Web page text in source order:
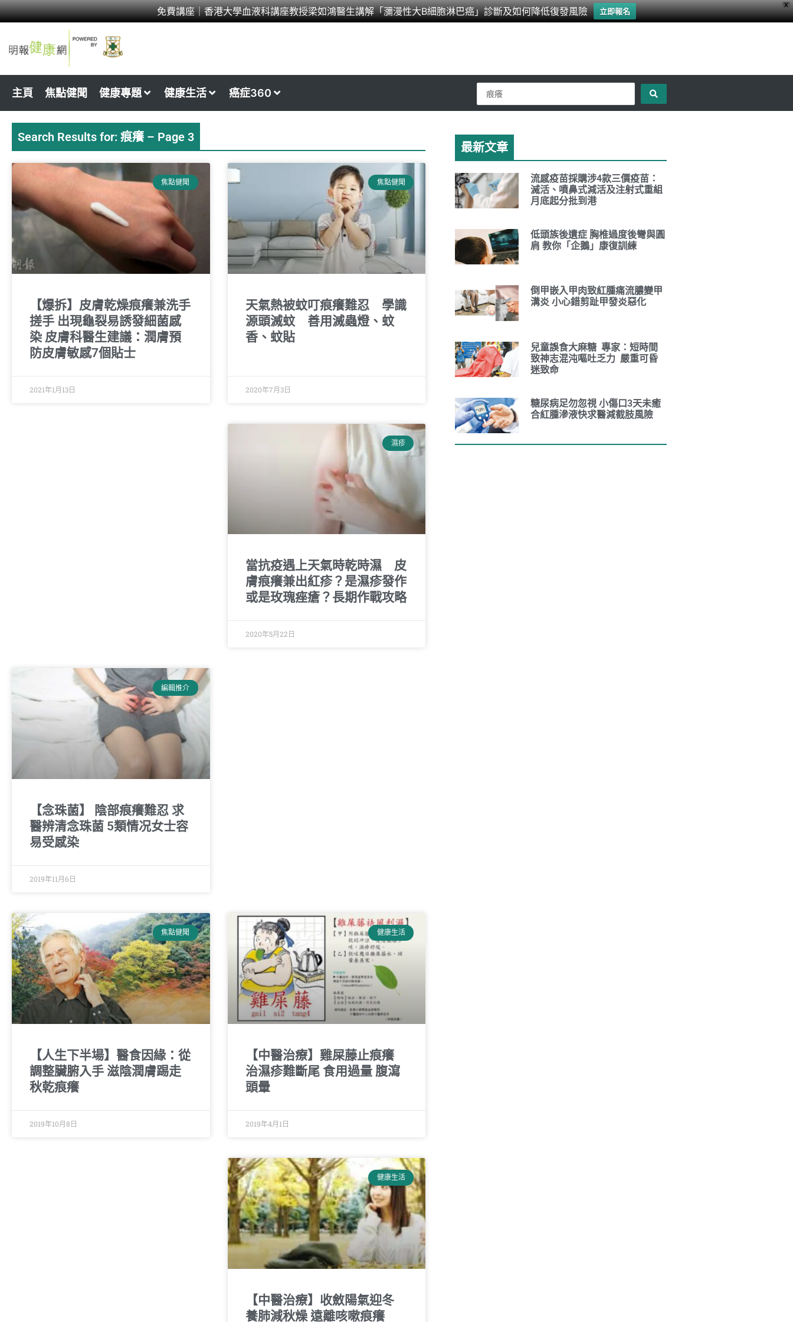
X
免費講座｜香港大學血液科講座教授梁如鴻醫生講解「瀰漫性大B細胞淋巴癌」診斷及如何降低復發風險 立即報名
Skip
to
content
主頁 焦點健聞 健康專題 健康生活 癌症360
Search
...
Search Results for: 痕癢 – Page 3
焦點健聞
【爆拆】皮膚乾燥痕癢兼洗手
搓手 出現龜裂易誘發細菌感
染 皮膚科醫生建議：潤膚預
防皮膚敏感7個貼士
2021年1月13日
焦點健聞
天氣熱被蚊叮痕癢難忍 學識
源頭滅蚊 善用滅蟲燈、蚊
香、蚊貼
2020年7月3日
濕疹
當抗疫遇上天氣時乾時濕 皮
膚痕癢兼出紅疹？是濕疹發作
或是玫瑰痤瘡？長期作戰攻略
2020年5月22日
編輯推介
【念珠菌】 陰部痕癢難忍 求
醫辨清念珠菌 5類情况女士容
易受感染
2019年11月6日
焦點健聞
【人生下半場】醫食因緣：從
調整臟腑入手 滋陰潤膚踢走
秋乾痕癢
2019年10月8日
健康生活
【中醫治療】雞屎藤止痕癢
治濕疹難斷尾 食用過量 腹瀉
頭暈
2019年4月1日
健康生活
【中醫治療】收斂陽氣迎冬
養肺減秋燥 遠離咳嗽痕癢
PagePage
最新文章
流感疫苗採購涉4款三價疫苗：
滅活、噴鼻式減活及注射式重組
月底起分批到港
低頭族後遺症 胸椎過度後彎與圓
肩 教你「企鵝」康復訓練
倒甲嵌入甲肉致紅腫痛流膿變甲
溝炎 小心錯剪趾甲發炎惡化
兒童誤食大麻糖 專家：短時間
致神志混沌嘔吐乏力 嚴重可昏
迷致命
糖尿病足勿忽視 小傷口3天未癒
合紅腫滲液快求醫減截肢風險